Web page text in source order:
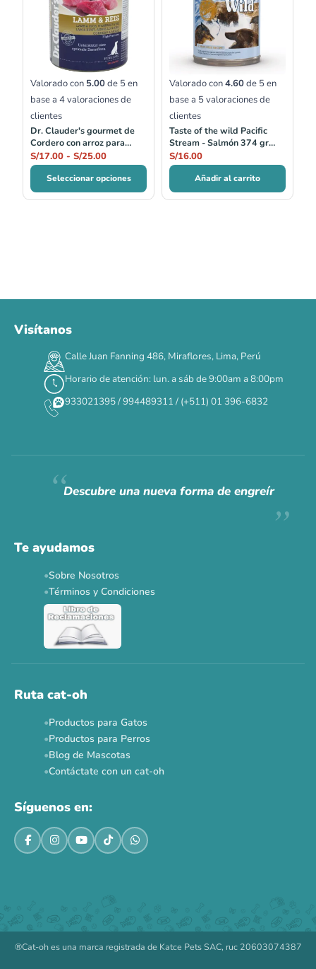
Valorado con 5.00de 5 en
base a 4valoraciones de
clientes
Dr. Clauder's gourmet de
Cordero con arroz para
perro 400 gr y 800 gr
S/17.00 - S/25.00
desde
S/17.00
hasta
S/25.00
Seleccionar opciones
Valorado con4.60de 5 en
base a 5valoraciones de
clientes
Taste of the wild Pacific
Stream - Salmón 374 gr
Lata
S/16.00
Añadir al carrito
DÍAS HORAS MIN SEG
✕
Siempre fuimosraros.
Ver todas las promos 🐾
Visítanos
Calle Juan Fanning 486, Miraflores, Lima, Perú
Horario de atención: lun. a sáb de 9:00am a 8:00pm
933021395 / 994489311 / (+511) 01 396-6832
Descubre una nueva forma de engreír
Te ayudamos
Sobre Nosotros
Términos y Condiciones
Ruta cat-oh
Productos para Gatos
Productos para Perros
Blog de Mascotas
Contáctate con un cat-oh
Síguenos en:
®Cat-oh es una marca registrada de Katce Pets SAC, ruc 20603074387